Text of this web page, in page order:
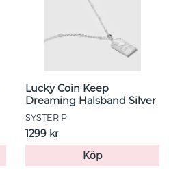
Lucky Coin Keep
Dreaming Halsband Silver
SYSTER P
1299 kr
Köp